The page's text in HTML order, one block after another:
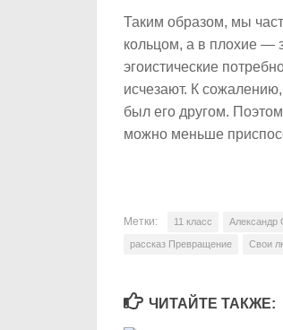
Таким образом, мы
кольцом, а в плохие —
эгоистические
исчезают. К сожалению,
был его другом.
можно меньше
Метки: 11 класс Александр
рассказ Превращение Свои
ЧИТАЙТЕ ТАКЖЕ: